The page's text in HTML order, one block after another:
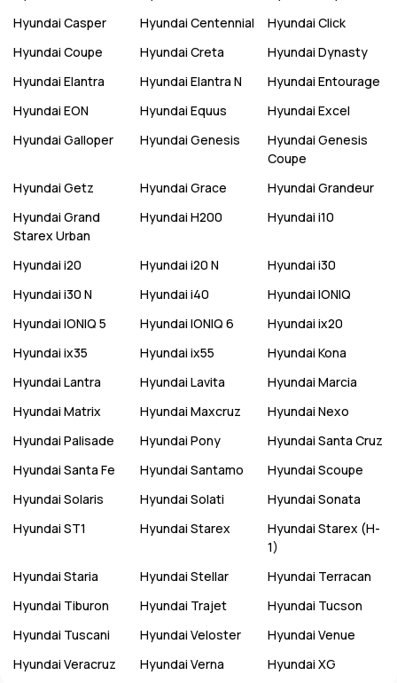
Hyundai Casper Hyundai Centennial Hyundai Click
Hyundai Coupe Hyundai Creta Hyundai Dynasty
Hyundai Elantra Hyundai Elantra N Hyundai Entourage
Hyundai EON Hyundai Equus Hyundai Excel
Hyundai Galloper Hyundai Genesis Hyundai Genesis
Coupe
Hyundai Getz Hyundai Grace Hyundai Grandeur
Hyundai Grand
Starex Urban
Hyundai H200 Hyundai i10
Hyundai i20 Hyundai i20 N Hyundai i30
Hyundai i30 N Hyundai i40 Hyundai IONIQ
Hyundai IONIQ 5 Hyundai IONIQ 6 Hyundai ix20
Hyundai ix35 Hyundai ix55 Hyundai Kona
Hyundai Lantra Hyundai Lavita Hyundai Marcia
Hyundai Matrix Hyundai Maxcruz Hyundai Nexo
Hyundai Palisade Hyundai Pony Hyundai Santa Cruz
Hyundai Santa Fe Hyundai Santamo Hyundai Scoupe
Hyundai Solaris Hyundai Solati Hyundai Sonata
Hyundai ST1 Hyundai Starex Hyundai Starex (H-
1)
Hyundai Staria Hyundai Stellar Hyundai Terracan
Hyundai Tiburon Hyundai Trajet Hyundai Tucson
Hyundai Tuscani Hyundai Veloster Hyundai Venue
Hyundai Veracruz Hyundai Verna Hyundai XG